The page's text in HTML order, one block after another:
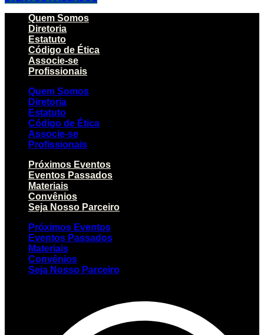
Quem Somos
Diretoria
Estatuto
Código de Ética
Associe-se
Profissionais
Quem Somos
Diretoria
Estatuto
Código de Ética
Associe-se
Profissionais
Próximos Eventos
Eventos Passados
Materiais
Convênios
Seja Nosso Parceiro
Próximos Eventos
Eventos Passados
Materiais
Convênios
Seja Nosso Parceiro